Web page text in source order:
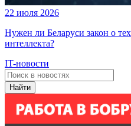
22 июля 2026
Нужен ли Беларуси закон о
интеллекта?
IT-новости
Найти